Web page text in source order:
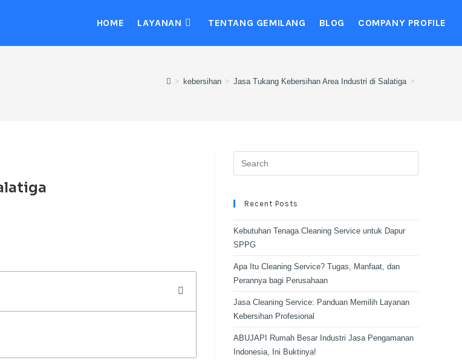
HOME LAYANAN TENTANG GEMILANG BLOG COMPANY PROFILE
> kebersihan > Jasa Tukang Kebersihan Area Industri di Salatiga >
Recent Posts
Kebutuhan Tenaga Cleaning Service untuk Dapur
SPPG
Apa Itu Cleaning Service? Tugas, Manfaat, dan
Perannya bagi Perusahaan
Jasa Cleaning Service: Panduan Memilih Layanan
Kebersihan Profesional
ABUJAPI Rumah Besar Industri Jasa Pengamanan
Indonesia, Ini Buktinya!